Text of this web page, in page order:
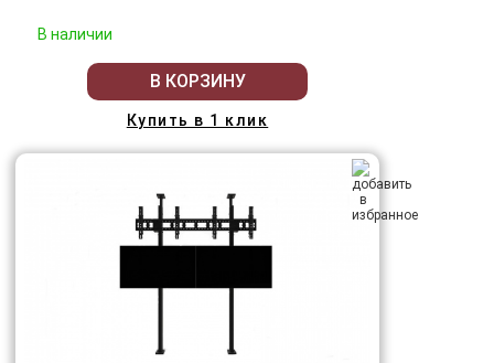
В наличии
В КОРЗИНУ
Купить в 1 клик